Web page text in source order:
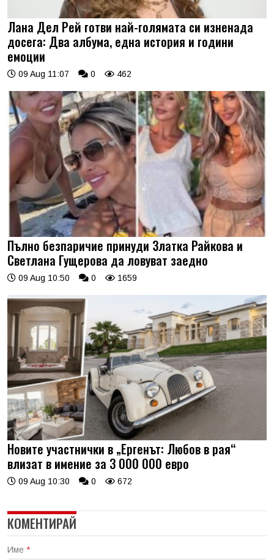
Лана Дел Рей готви най-голямата си изненада
досега: Два албума, една история и години
емоции
09 Aug 11:07 0 462
Пълно безпаричие принуди Златка Райкова и
Светлана Гущерова да ловуват заедно
09 Aug 10:50 0 1659
Новите участнички в „Ергенът: Любов в рая“
влизат в имение за 3 000 000 евро
09 Aug 10:30 0 672
КОМЕНТИРАЙ
Име *